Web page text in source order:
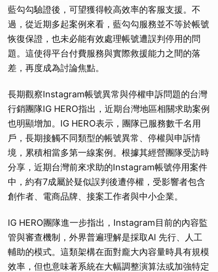
藍勾勾驗證後，可望獲得較高效率的客服支援。不
過，從近期多起案例來看，藍勾勾服務並不等於帳號
恢復保證，也未必能有效處理帳號遭誤判停用的問
題。這使得平台付費服務與實際救援能力之間的落
差，再度成為討論焦點。
長期觀察Instagram帳號異常與停權申訴問題的台灣
行銷團隊IG HERO指出，近期台灣地區相關求助案例
也明顯增加。IG HERO表示，團隊已服務數千名用
戶，長期接觸不同類型的帳號異常、停權與申訴情
境，累積相當多第一線案例。根據其經營團隊受訪時
分享，近期台灣前來求助的Instagram帳號停用案件
中，約有7成屬於疑似誤判後遭停權，受影響者包含
創作者、電商品牌、接案工作者與中小企業。
IG HERO團隊進一步指出，Instagram目前的內容監
管與審查機制，外界普遍理解是採取AI 先行、人工
輔助的模式。這類架構在面對龐大內容量時具有規模
效率，但也意味著系統在大幅調整演算法或加強特定